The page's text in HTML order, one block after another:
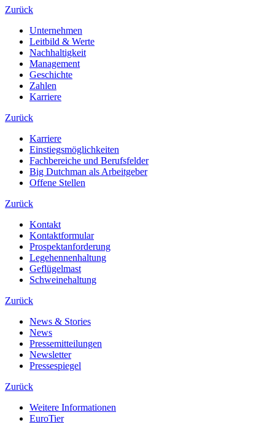
Zurück
Unternehmen
Leitbild & Werte
Nachhaltigkeit
Management
Geschichte
Zahlen
Karriere
Zurück
Karriere
Einstiegsmöglichkeiten
Fachbereiche und Berufsfelder
Big Dutchman als Arbeitgeber
Offene Stellen
Zurück
Kontakt
Kontaktformular
Prospektanforderung
Legehennenhaltung
Geflügelmast
Schweinehaltung
Zurück
News & Stories
News
Pressemitteilungen
Newsletter
Pressespiegel
Zurück
Weitere Informationen
EuroTier